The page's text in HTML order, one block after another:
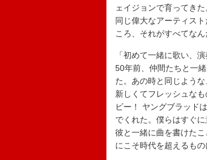
ェイジョンで育ってき
同じ偉大なアーティス
ころ、それがすべてなん
「初めて一緒に歌い、
50年前、仲間たちと一
た。あの時と同じよう
新しくてフレッシュな
ビー！ ヤングブラッド
でくれた。僕らはすぐ
彼と一緒に曲を書けた
にこそ時代を超えるも